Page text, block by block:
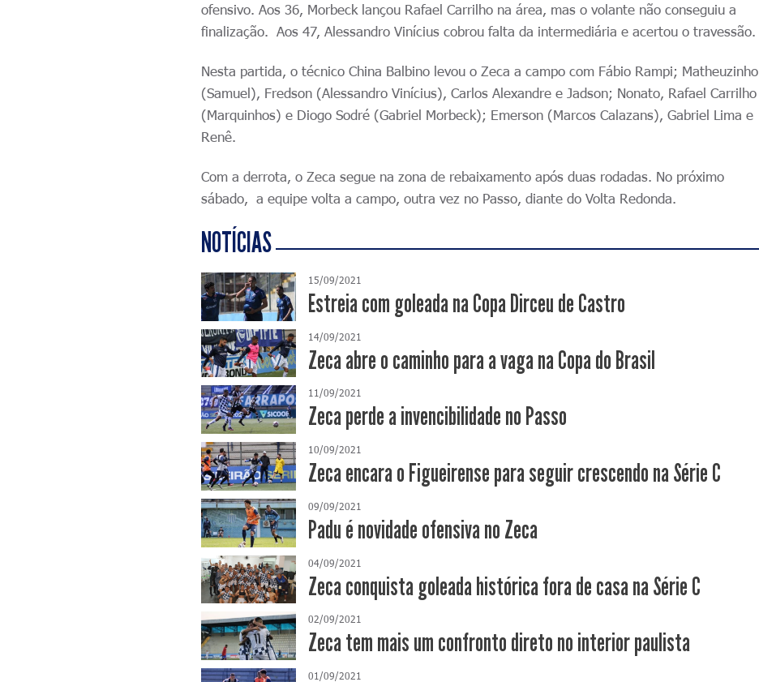
ofensivo. Aos 36, Morbeck lançou Rafael Carrilho na área, mas o volante não conseguiu a
finalização. Aos 47, Alessandro Vinícius cobrou falta da intermediária e acertou o travessão.
Nesta partida, o técnico China Balbino levou o Zeca a campo com Fábio Rampi; Matheuzinho
(Samuel), Fredson (Alessandro Vinícius), Carlos Alexandre e Jadson; Nonato, Rafael Carrilho
(Marquinhos) e Diogo Sodré (Gabriel Morbeck); Emerson (Marcos Calazans), Gabriel Lima e
Renê.
Com a derrota, o Zeca segue na zona de rebaixamento após duas rodadas. No próximo
sábado, a equipe volta a campo, outra vez no Passo, diante do Volta Redonda.
NOTÍCIAS
15/09/2021
Estreia com goleada na Copa Dirceu de Castro
14/09/2021
Zeca abre o caminho para a vaga na Copa do Brasil
11/09/2021
Zeca perde a invencibilidade no Passo
10/09/2021
Zeca encara o Figueirense para seguir crescendo na Série C
09/09/2021
Padu é novidade ofensiva no Zeca
04/09/2021
Zeca conquista goleada histórica fora de casa na Série C
02/09/2021
Zeca tem mais um confronto direto no interior paulista
01/09/2021